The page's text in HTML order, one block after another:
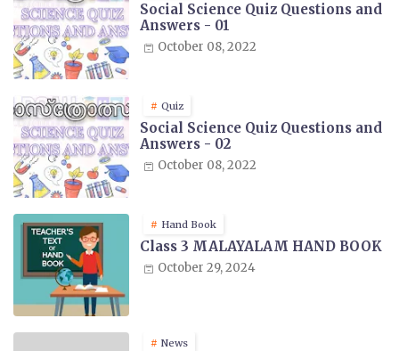
Social Science Quiz Questions and
Answers - 01
October 08, 2022
Quiz
Social Science Quiz Questions and
Answers - 02
October 08, 2022
Hand Book
Class 3 MALAYALAM HAND BOOK
October 29, 2024
News